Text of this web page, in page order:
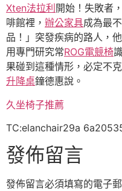
Xten法拉利 開始！失敗者
啡館裡， 辦公家具成為最
品！」突發疾病的路人，
用專門研究常ROG電競椅
果碰到這種情形，必定不克
升降桌鐘德惠說。
久坐椅子推薦
TC:elanchair29a
發佈留言
發佈留言必須填寫的電子